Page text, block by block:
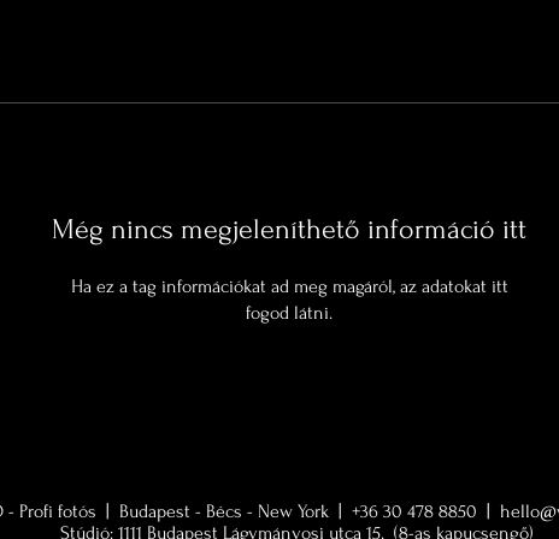
Még nincs megjeleníthető információ itt
Ha ez a tag információkat ad meg magáról, az adatokat itt
fogod látni.
- Profi fotós | Budapest - Bécs - New York | +36 30 478 8850 |
Stúdió: 1111 Budapest Lágymányosi utca 15. (8-as kapucsengő)